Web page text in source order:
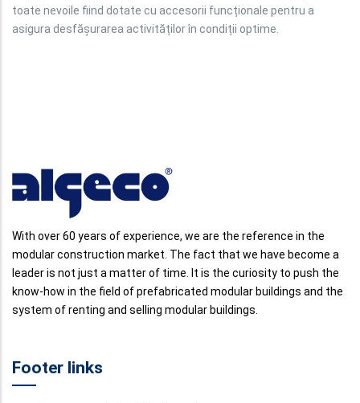
toate nevoile fiind dotate cu accesorii funcționale pentru a
asigura desfășurarea activităților în condiții optime.
With over 60 years of experience, we are the reference in the
modular construction market. The fact that we have become a
leader is not just a matter of time. It is the curiosity to push the
know-how in the field of prefabricated modular buildings and the
system of renting and selling modular buildings.
Footer links